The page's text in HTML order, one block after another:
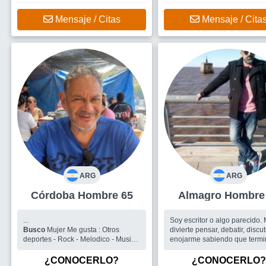
Mensaje / Citas Mensaje /
ARG
Córdoba Hombre 65
Busco Mujer Me gusta : Otros
deportes - Rock - Melodico - Musica
¿CONOCERLO?
ARG
Almagro
Soy escritor o algo parecido.
divierte pensar, debatir,
enojarme sabiendo que
me gusta mucho ir a
¿CONOCERLO?